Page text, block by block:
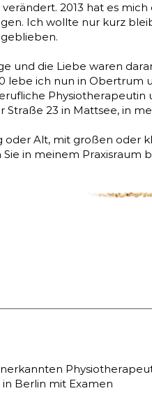
2013 hat es
Ich wollte nur kurz
und die Liebe waren
lebe ich nun in Obertrum
Physiotherapeutin
Straße 23 in Mattsee, in
oder Alt, mit großen oder
Sie in meinem Praxisraum
Berlin mit Examen